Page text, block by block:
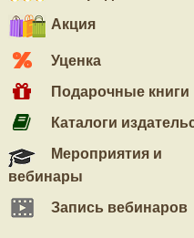
Акция
Уценка
Подарочные книги
Каталоги
Мероприятия и
вебинары
Запись вебинаров